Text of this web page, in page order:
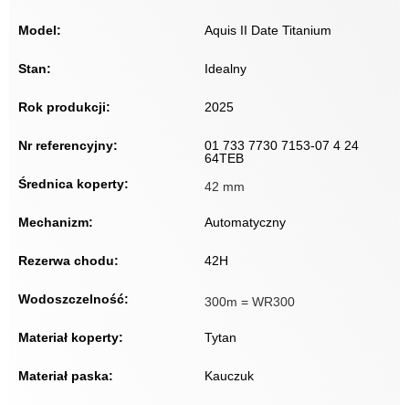
Model: Aquis II Date Titanium
Stan: Idealny
Rok produkcji: 2025
Nr referencyjny:
01 733 7730 7153-07 4 24
64TEB
Średnica koperty:
42 mm
Mechanizm: Automatyczny
Rezerwa chodu: 42H
Wodoszczelność: 300m = WR300
Materiał koperty: Tytan
Materiał paska: Kauczuk